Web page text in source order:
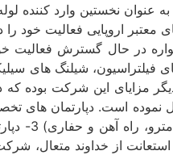
نخستین وارد کننده
اروپایی فعالیت خود
در حال گسترش
فیلتراسیون، شیلنگ های
مزایای این شرکت بوده
صنعت
که هر یک به صورت مجزا در حال خدمت رسانی به صنایع مختلف